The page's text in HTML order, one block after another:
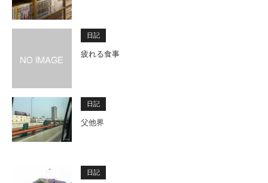
日記
疲れる食事
日記
父他界
日記